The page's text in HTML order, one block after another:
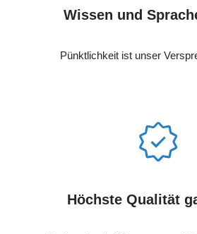
Wissen und
Pünktlichkeit ist unser
Höchste Qualität